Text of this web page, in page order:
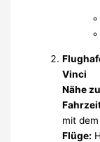
Vinci
Nähe
mit
Flüge: